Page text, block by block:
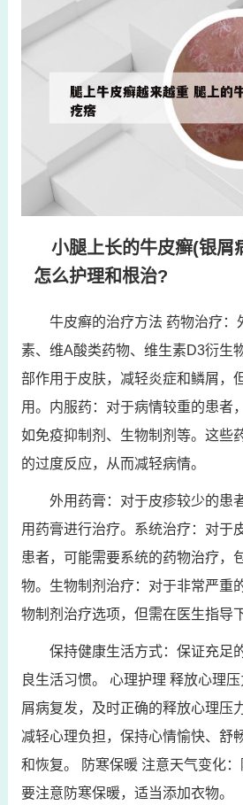
小腿上长的牛皮癣(银屑
怎么护理和根治?
牛皮癣的治疗方法 药物治疗：
素、维A酸类药物、维生素D3衍生
部作用于皮肤，减轻炎症和鳞屑，
用。内服药：对于病情较重的患者
如免疫抑制剂、生物制剂等。这些
的过度反应，从而减轻病情。
外用药膏：对于皮疹较少的患
用药膏进行治疗。系统治疗：对于
患者，可能需要系统的药物治疗，
物。生物制剂治疗：对于非常严重
物制剂治疗选项，但需在医生指导
保持健康生活方式：保证充足
良生活习惯。 心理护理 释放心理
屑病复发，及时正确的释放心理压
减轻心理负担，保持心情愉快、舒
和恢复。 防寒保暖 注意天气变化：
要注意防寒保暖，适当添加衣物。